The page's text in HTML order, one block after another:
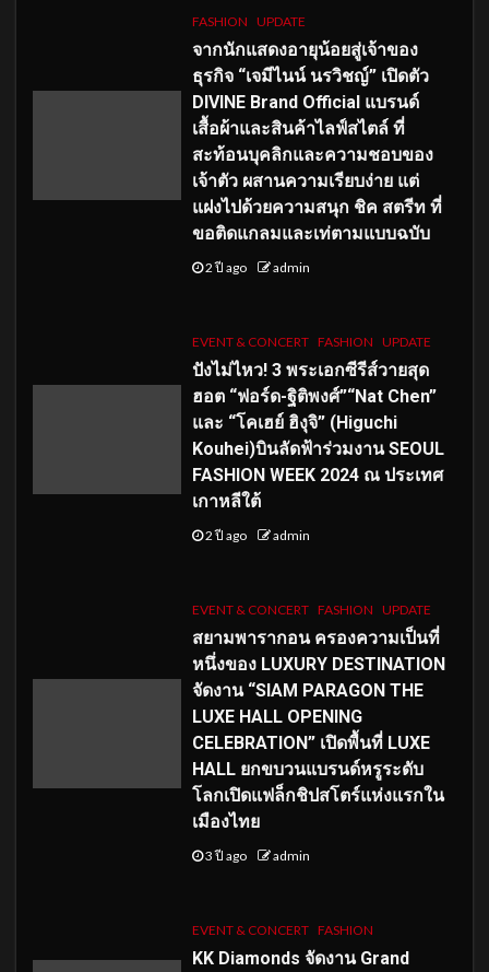
FASHION UPDATE
จากนักแสดงอายุน้อยสู่เจ้าของ
ธุรกิจ “เจมีไนน์ นรวิชญ์” เปิดตัว
DIVINE Brand Official แบรนด์
เสื้อผ้าและสินค้าไลฟ์สไตล์ ที่
สะท้อนบุคลิกและความชอบของ
เจ้าตัว ผสานความเรียบง่าย แต่
แฝงไปด้วยความสนุก ชิค สตรีท ที่
ขอติดแกลมและเท่ตามแบบฉบับ
2 ปี ago admin
EVENT & CONCERT FASHION UPDATE
ปังไม่ไหว! 3 พระเอกซีรีส์วายสุด
ฮอต “ฟอร์ด-ฐิติพงศ์”“Nat Chen”
และ “โคเฮย์ ฮิงุจิ” (Higuchi
Kouhei)บินลัดฟ้าร่วมงาน SEOUL
FASHION WEEK 2024 ณ ประเทศ
เกาหลีใต้
2 ปี ago admin
EVENT & CONCERT FASHION UPDATE
สยามพารากอน ครองความเป็นที่
หนึ่งของ LUXURY DESTINATION
จัดงาน “SIAM PARAGON THE
LUXE HALL OPENING
CELEBRATION” เปิดพื้นที่ LUXE
HALL ยกขบวนแบรนด์หรูระดับ
โลกเปิดแฟล็กชิปสโตร์แห่งแรกใน
เมืองไทย
3 ปี ago admin
EVENT & CONCERT FASHION
KK Diamonds จัดงาน Grand